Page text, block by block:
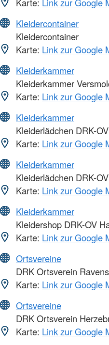
Kleidercontainer
Kleidercontainer
Karte: Link zur Google
Kleiderkammer
Kleiderkammer
Karte: Link zur Google
Kleiderkammer
Kleiderlädchen DRK-
Karte: Link zur Google
Kleiderkammer
Kleiderlädchen DRK-
Karte: Link zur Google
Kleiderkammer
Kleidershop DRK-OV
Karte: Link zur Google
Ortsvereine
DRK Ortsverein
Karte: Link zur Google
Ortsvereine
DRK Ortsverein
Karte: Link zur Google